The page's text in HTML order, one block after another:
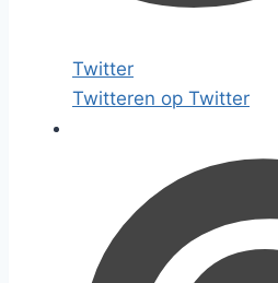
Twitter
Twitteren op Twitter